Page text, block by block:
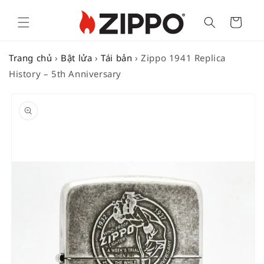
Cart
Trang chủ › Bật lửa ›Tái bản ›Zippo 1941 Replica
History – 5th Anniversary
PRODUCT
INFORMATION